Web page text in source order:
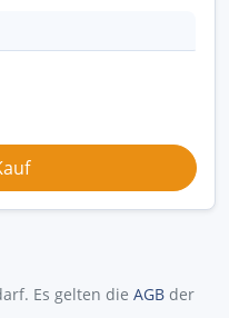
Es gelten die AGB der